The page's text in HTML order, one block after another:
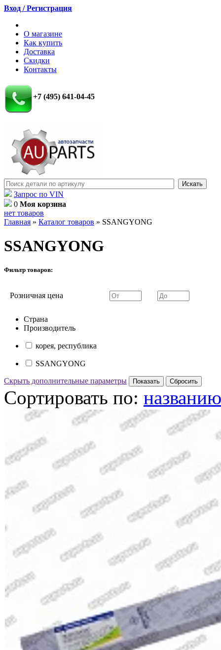
Вход / Регистрация
О магазине
Как купить
Доставка
Скидки
Контакты
+7 (495) 641-04-45
Запрос по VIN
0 Моя корзина
нет товаров
Главная » Каталог товаров » SSANGYONG
SSANGYONG
Фильтр товаров:
Розничная цена
Страна
Производитель
корея, республика
SSANGYONG
Скрыть дополнительные параметры
Сортировать по: